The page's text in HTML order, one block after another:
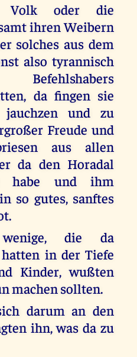
oder die
ihren Weibern
solches aus dem
also tyrannisch
Befehlshabers
da fingen sie
und zu
Freude und
aus allen
da den Horadal
habe und ihm
so gutes, sanftes
die da
in der Tiefe
Kinder, wußten
machen sollten.
darum an den
ihn, was da zu